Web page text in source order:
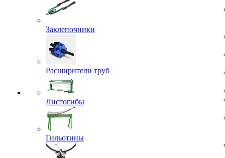
Заклепочники
Расширители труб
Листогибы
Гильотины